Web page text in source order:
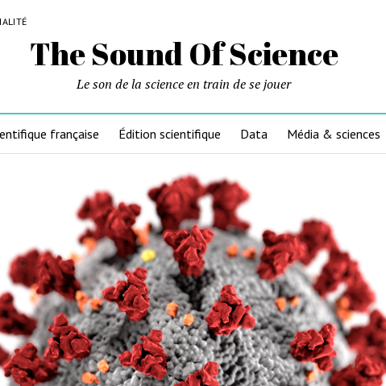
The Sound Of Science
Le son de la science en train de se jouer
française Édition scientifique Data Média & sciences